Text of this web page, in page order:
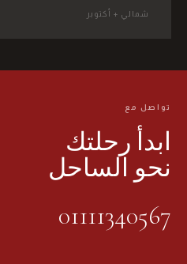
شمالي + أكتوبر
تواصل مع
ابدأ رحلتك
نحو الساحل
01111340567